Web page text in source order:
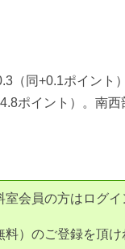
（同+0.1ポイン
ポイント）。南西
会員の方はログ
）のご登録を頂け